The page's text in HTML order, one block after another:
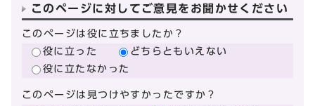
このページに対してご意見をお聞かせください
このページは役に立ちましたか？
役に立った
どちらともいえない
役に立たなかった
このページは見つけやすかったですか？